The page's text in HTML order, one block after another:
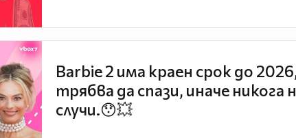
Barbie 2 има краен срок до
трябва да спази, иначе никога
случи.😯💥